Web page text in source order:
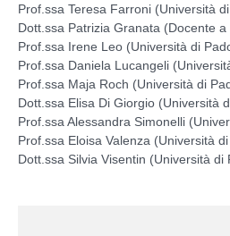
Prof.ssa Teresa Farroni (Università
Dott.ssa Patrizia Granata (Docente a
Prof.ssa Irene Leo (Università di
Prof.ssa Daniela Lucangeli
Prof.ssa Maja Roch (Università di
Dott.ssa Elisa Di Giorgio (Università
Prof.ssa Alessandra Simonelli
Prof.ssa Eloisa Valenza (Università
Dott.ssa Silvia Visentin (Università di